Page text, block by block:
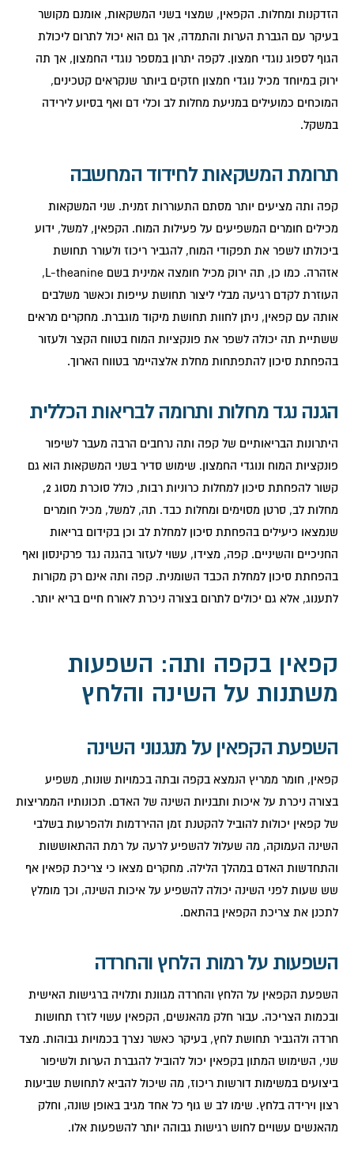
הזדקנות ומחלות. הקפאין, שמצוי בשני המשקאות, אומנם מקושר
בעיקר עם הגברת הערות והתמדה, אך גם הוא יכול לתרום ליכולת
הגוף לספוג נוגדי חמצון. לקפה יתרון במספר נוגדי החמצון, אך תה
ירוק במיוחד מכיל נוגדי חמצון חזקים ביותר שנקראים קטכינים,
המוכחים כמועילים במניעת מחלות לב וכלי דם ואף בסיוע לירידה
במשקל.
תרומת המשקאות לחידוד המחשבה
קפה ותה מציעים יותר מסתם התעוררות זמנית. שני המשקאות
מכילים חומרים המשפיעים על פעילות המוח. הקפאין, למשל, ידוע
ביכולתו לשפר את תפקודי המוח, להגביר ריכוז ולעורר תחושת
אזהרה. כמו כן, תה ירוק מכיל חומצה אמינית בשם L-theanine,
העוזרת לקדם רגיעה מבלי ליצור תחושת עייפות וכאשר משלבים
אותה עם קפאין, ניתן לחוות תחושת מיקוד מוגברת. מחקרים מראים
ששתיית תה יכולה לשפר את פונקציות המוח בטווח הקצר ולעזור
בהפחתת סיכון להתפתחות מחלת אלצהיימר בטווח הארוך.
הגנה נגד מחלות ותרומה לבריאות הכללית
היתרונות הבריאותיים של קפה ותה נרחבים הרבה מעבר לשיפור
פונקציות המוח ונוגדי החמצון. שימוש סדיר בשני המשקאות הוא גם
קשור להפחתת סיכון למחלות כרוניות רבות, כולל סוכרת מסוג 2,
מחלות לב, סרטן מסוימים ומחלות כבד. תה, למשל, מכיל חומרים
שנמצאו כיעילים בהפחתת סיכון למחלת לב וכן בקידום בריאות
החניכיים והשיניים. קפה, מצידו, עשוי לעזור בהגנה נגד פרקינסון ואף
בהפחתת סיכון למחלת הכבד השומנית. קפה ותה אינם רק מקורות
לתענוג, אלא גם יכולים לתרום בצורה ניכרת לאורח חיים בריא יותר.
קפאין בקפה ותה: השפעות
משתנות על השינה והלחץ
השפעת הקפאין על מנגנוני השינה
קפאין, חומר ממריץ הנמצא בקפה ובתה בכמויות שונות, משפיע
בצורה ניכרת על איכות ותבניות השינה של האדם. תכונותיו הממריצות
של קפאין יכולות להוביל להקטנת זמן ההירדמות ולהפרעות בשלבי
השינה העמוקה, מה שעלול להשפיע לרעה על רמת ההתאוששות
והתחדשות האדם במהלך הלילה. מחקרים מצאו כי צריכת קפאין אף
שש שעות לפני השינה יכולה להשפיע על איכות השינה, וכך מומלץ
לתכנן את צריכת הקפאין בהתאם.
השפעות על רמות הלחץ והחרדה
השפעת הקפאין על הלחץ והחרדה מגוונת ותלויה ברגישות האישית
ובכמות הצריכה. עבור חלק מהאנשים, הקפאין עשוי לזרז תחושות
חרדה ולהגביר תחושת לחץ, בעיקר כאשר נצרך בכמויות גבוהות. מצד
שני, השימוש המתון בקפאין יכול להוביל להגברת הערות ולשיפור
ביצועים במשימות דורשות ריכוז, מה שיכול להביא לתחושת שביעות
רצון וירידה בלחץ. שימו לב ש גוף כל אחד מגיב באופן שונה, וחלק
מהאנשים עשויים לחוש רגישות גבוהה יותר להשפעות אלו.